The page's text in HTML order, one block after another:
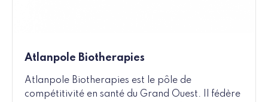
Atlanpole Biotherapies
Atlanpole Biotherapies est le pôle de
compétitivité en santé du Grand Ouest. Il fédère